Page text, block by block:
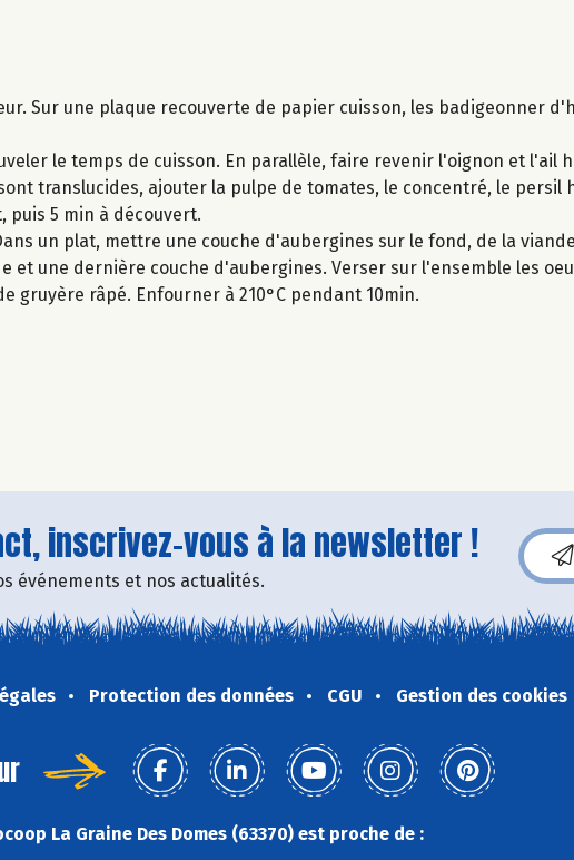
Sur une plaque recouverte de papier cuisson, les badigeonner
le temps de cuisson. En parallèle, faire revenir l'oignon et l'ail
translucides, ajouter la pulpe de tomates, le concentré, le persil
puis 5 min à découvert.
un plat, mettre une couche d'aubergines sur le fond, de la
et une dernière couche d'aubergines. Verser sur l'ensemble les
gruyère râpé. Enfourner à 210°C pendant 10min.
inscrivez-vous à la newsletter !
événements et nos actualités.
Protection des données CGU Gestion des cookies
La Graine Des Domes (63370) est proche de :